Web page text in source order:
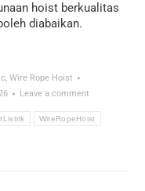
hoist berkualitas
diabaikan.
, Wire Rope Hoist
Leave a comment
WireRopeHoist